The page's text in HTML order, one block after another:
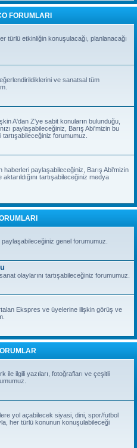
FORUMLARI
türlü etkinliğin konuşulacağı, planlanacağı
ve sanatsal tüm
A'dan Z'ye sabit konuların bulunduğu,
paylaşabileceğiniz, Barış Abi'mizin bu
forumumuz.
haberleri paylaşabileceğiniz, Barış Abi'mizin
tartışabileceğiniz medya
genel forumumuz.
olaylarını tartışabileceğiniz forumumuz.
Ekspres ve üyelerine ilişkin görüş ve
ile ilgili yazıları, fotoğrafları ve çeşitli
yol açabilecek siyasi, dini, spor/futbol
her türlü konunun konuşulabileceği